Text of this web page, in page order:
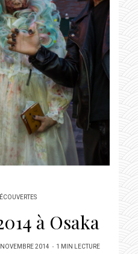
à Osaka
2014 1 MIN LECTURE